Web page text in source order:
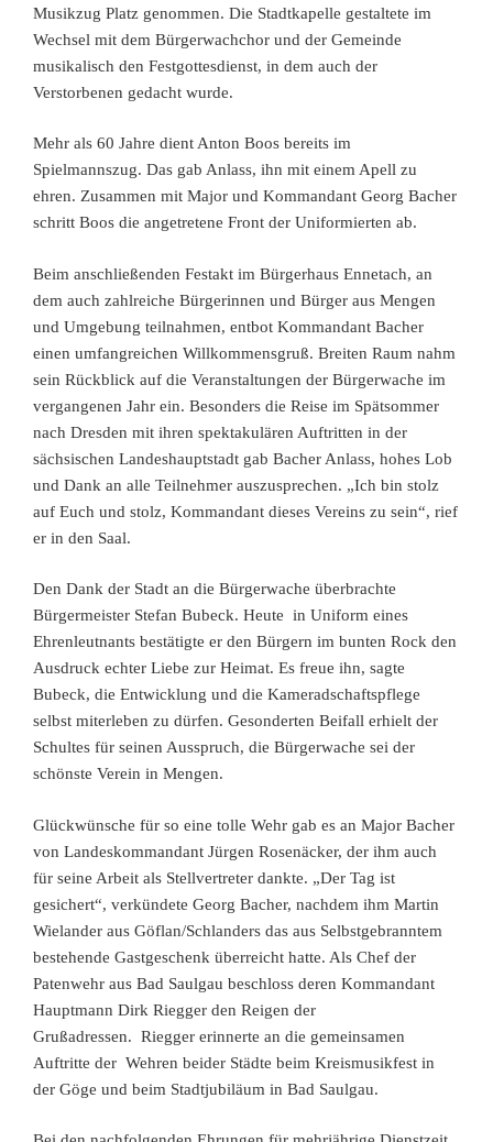
Musikzug Platz genommen. Die Stadtkapelle gestaltete im
Wechsel mit dem Bürgerwachchor und der Gemeinde
musikalisch den Festgottesdienst, in dem auch der
Verstorbenen gedacht wurde.
Mehr als 60 Jahre dient Anton Boos bereits im
Spielmannszug. Das gab Anlass, ihn mit einem Apell zu
ehren. Zusammen mit Major und Kommandant Georg Bacher
schritt Boos die angetretene Front der Uniformierten ab.
Beim anschließenden Festakt im Bürgerhaus Ennetach, an
dem auch zahlreiche Bürgerinnen und Bürger aus Mengen
und Umgebung teilnahmen, entbot Kommandant Bacher
einen umfangreichen Willkommensgruß. Breiten Raum nahm
sein Rückblick auf die Veranstaltungen der Bürgerwache im
vergangenen Jahr ein. Besonders die Reise im Spätsommer
nach Dresden mit ihren spektakulären Auftritten in der
sächsischen Landeshauptstadt gab Bacher Anlass, hohes Lob
und Dank an alle Teilnehmer auszusprechen. „Ich bin stolz
auf Euch und stolz, Kommandant dieses Vereins zu sein“, rief
er in den Saal.
Den Dank der Stadt an die Bürgerwache überbrachte
Bürgermeister Stefan Bubeck. Heute in Uniform eines
Ehrenleutnants bestätigte er den Bürgern im bunten Rock den
Ausdruck echter Liebe zur Heimat. Es freue ihn, sagte
Bubeck, die Entwicklung und die Kameradschaftspflege
selbst miterleben zu dürfen. Gesonderten Beifall erhielt der
Schultes für seinen Ausspruch, die Bürgerwache sei der
schönste Verein in Mengen.
Glückwünsche für so eine tolle Wehr gab es an Major Bacher
von Landeskommandant Jürgen Rosenäcker, der ihm auch
für seine Arbeit als Stellvertreter dankte. „Der Tag ist
gesichert“, verkündete Georg Bacher, nachdem ihm Martin
Wielander aus Göflan/Schlanders das aus Selbstgebranntem
bestehende Gastgeschenk überreicht hatte. Als Chef der
Patenwehr aus Bad Saulgau beschloss deren Kommandant
Hauptmann Dirk Riegger den Reigen der
Grußadressen. Riegger erinnerte an die gemeinsamen
Auftritte der Wehren beider Städte beim Kreismusikfest in
der Göge und beim Stadtjubiläum in Bad Saulgau.